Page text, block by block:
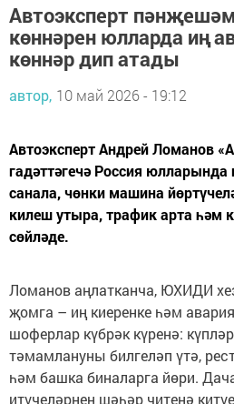
Автоэксперт
көннәрен юлларда иң
көннәр дип атады
автор, 10 май 2026 - 19:12
Автоэксперт Андрей Ломанов
гадәттәгечә Россия
санала, чөнки машина
килеш утыра, трафик арта һәм
сөйләде.
Ломанов аңлатканча, ЮХИДИ
җомга – иң киеренке һәм
шоферлар күбрәк күренә:
тәмамлануны билгеләп үтә,
һәм башка биналарга йөри.
итүчеләрнең шәһәр читенә